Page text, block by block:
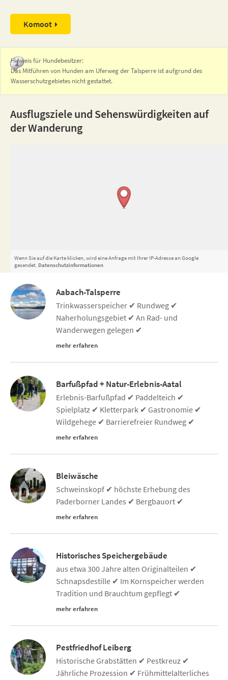
Komoot
Hinweis für Hundebesitzer:
Das Mitführen von Hunden am Uferweg der Talsperre ist aufgrund des
Wasserschutzgebietes nicht gestattet.
Ausflugsziele und Sehenswürdigkeiten auf
der Wanderung
Wenn Sie auf die Karte klicken, wird eine Anfrage mit Ihrer IP-Adresse an Google
gesendet. Datenschutzinformationen
Aabach-Talsperre
Trinkwasserspeicher ✔ Rundweg ✔
Naherholungsgebiet ✔ An Rad- und
Wanderwegen gelegen ✔
mehr erfahren
Barfußpfad + Natur-Erlebnis-Aatal
Erlebnis-Barfußpfad ✔ Paddelteich ✔
Spielplatz ✔ Kletterpark ✔ Gastronomie ✔
Wildgehege ✔ Barrierefreier Rundweg ✔
mehr erfahren
Bleiwäsche
Schweinskopf ✔ höchste Erhebung des
Paderborner Landes ✔ Bergbauort ✔
mehr erfahren
Historisches Speichergebäude
aus etwa 300 Jahre alten Originalteilen ✔
Schnapsdestille ✔ Im Kornspeicher werden
Tradition und Brauchtum gepflegt ✔
mehr erfahren
Pestfriedhof Leiberg
Historische Grabstätten ✔ Pestkreuz ✔
Jährliche Prozession ✔ Frühmittelalterliches